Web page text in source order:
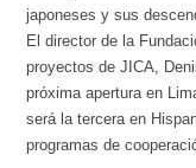
japoneses y sus
El director de la
proyectos de JICA,
próxima apertura en
será la tercera en
programas de